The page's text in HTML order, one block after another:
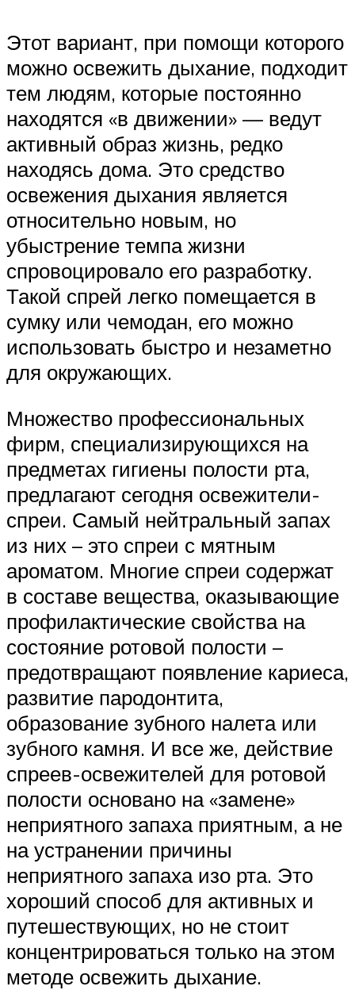
Этот вариант, при помощи которого
можно освежить дыхание, подходит
тем людям, которые постоянно
находятся «в движении» — ведут
активный образ жизнь, редко
находясь дома. Это средство
освежения дыхания является
относительно новым, но
убыстрение темпа жизни
спровоцировало его разработку.
Такой спрей легко помещается в
сумку или чемодан, его можно
использовать быстро и незаметно
для окружающих.
Множество профессиональных
фирм, специализирующихся на
предметах гигиены полости рта,
предлагают сегодня освежители-
спреи. Самый нейтральный запах
из них – это спреи с мятным
ароматом. Многие спреи содержат
в составе вещества, оказывающие
профилактические свойства на
состояние ротовой полости –
предотвращают появление кариеса,
развитие пародонтита,
образование зубного налета или
зубного камня. И все же, действие
спреев-освежителей для ротовой
полости основано на «замене»
неприятного запаха приятным, а не
на устранении причины
неприятного запаха изо рта. Это
хороший способ для активных и
путешествующих, но не стоит
концентрироваться только на этом
методе освежить дыхание.